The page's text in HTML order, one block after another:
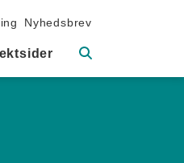
Nyhedsbrev